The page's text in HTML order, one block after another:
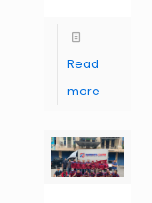
Read
more